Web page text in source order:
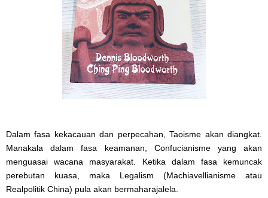
Dalam fasa kekacauan dan perpecahan, Taoisme akan diangkat.
Manakala dalam fasa keamanan, Confucianisme yang akan
menguasai wacana masyarakat. Ketika dalam fasa kemuncak
perebutan kuasa, maka Legalism (Machiavellianisme atau
Realpolitik China) pula akan bermaharajalela.